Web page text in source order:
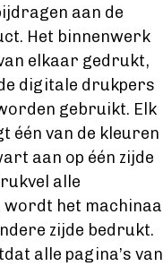
aan de
Het binnenwerk
elkaar gedrukt,
digitale drukpers
gebruikt. Elk
één van de kleuren
aan op één zijde
alle
het machinaal
zijde bedrukt.
alle pagina’s van